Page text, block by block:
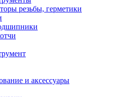
резьбы, герметики
и аксессуары